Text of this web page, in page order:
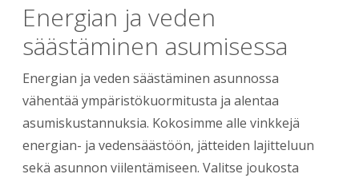
Energian ja veden
säästäminen asumisessa
Energian ja veden säästäminen asunnossa
vähentää ympäristökuormitusta ja alentaa
asumiskustannuksia. Kokosimme alle vinkkejä
energian- ja vedensäästöön, jätteiden lajitteluun
sekä asunnon viilentämiseen. Valitse joukosta